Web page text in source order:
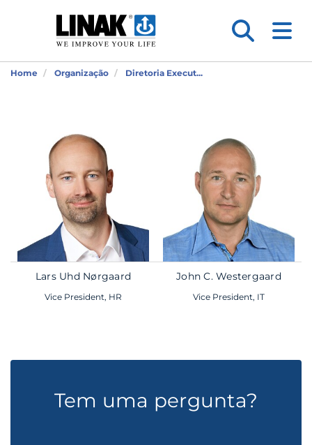
Home Organização Diretoria Execut...
Lars Uhd Nørgaard
Vice President, HR
John C. Westergaard
Vice President, IT
Tem uma pergunta?